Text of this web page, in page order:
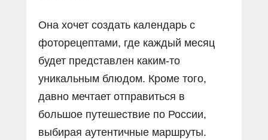
Она хочет создать календарь с
фоторецептами, где каждый месяц
будет представлен каким-то
уникальным блюдом. Кроме того,
давно мечтает отправиться в
большое путешествие по России,
выбирая аутентичные маршруты.